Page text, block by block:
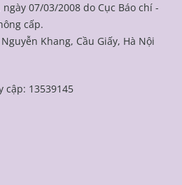
ngày 07/03/2008 do Cục Báo chí -
cấp.
Khang, Cầu Giấy, Hà Nội
cập: 13539145